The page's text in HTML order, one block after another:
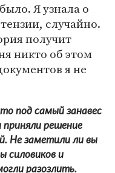
Я узнала о
случайно.
получит
никто об этом
я не
под самый занавес
приняли решение
Не заметили ли вы
силовиков и
разозлить.